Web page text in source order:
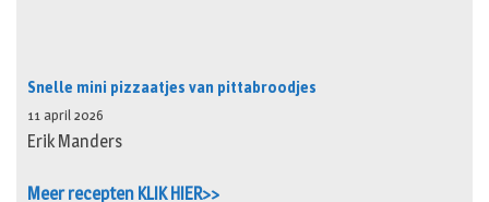
Snelle mini pizzaatjes van pittabroodjes
11 april 2026
Erik Manders
Meer recepten KLIK HIER>>